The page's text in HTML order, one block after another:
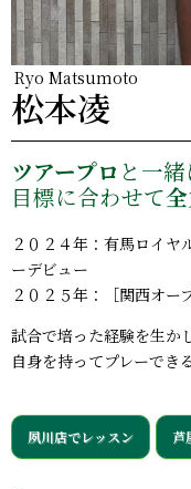
Ryo Matsumoto
松本凌
ツアープロ と一
目標に合わせて
２０２４年：有馬ロイヤ
ーデビュー
２０２５年：［関西オー
試合で培った経験を生か
自身を持ってプレーでき
夙川店でレッスン 芦